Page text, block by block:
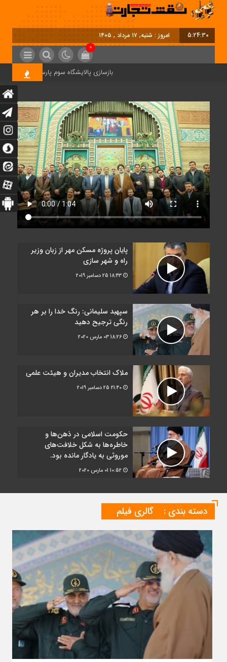
5:24:31 امروز : شنبه, ۱۷ مرداد , ۱۴۰۵
0
بازسازی پالایشگاه سوم پارس جنوبی کلید خورد
پایان پروژه مسکن مهر از زبان وزیر
راه و شهر سازی
25 دسامبر 2019
سپهبد سلیمانی: رنگ خدا را بر هر
رنگی ترجیح دهید
03 مارس 2020
ملاک انتخاب مدیران و هیئت علمی
25 دسامبر 2019
حکومت اسلامی در ذهن‌ها و
خاطره‌ها به شکل خلافت‌های
موروثی به یادگار مانده بود.
01 مارس 2020
دسته بندی : گالری فیلم